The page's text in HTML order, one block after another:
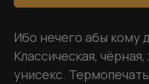
Ибо нечего абы кому
Классическая,
унисекс.